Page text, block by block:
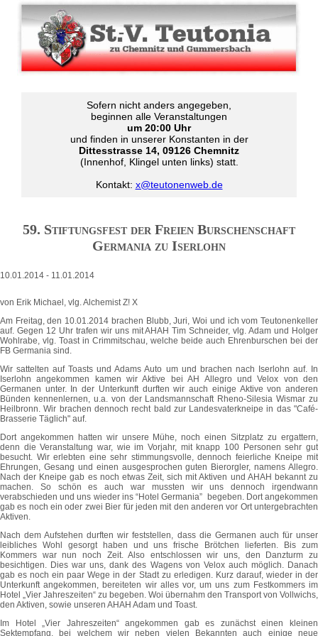
Sofern nicht anders angegeben,
beginnen alle Veranstaltungen
um 20:00 Uhr
und finden in unserer Konstanten in der
Dittesstrasse 14, 09126 Chemnitz
(Innenhof, Klingel unten links) statt.
Kontakt: x@teutonenweb.de
59. Stiftungsfest der Freien Burschenschaft
Germania zu Iserlohn
10.01.2014 - 11.01.2014
von Erik Michael, vlg. Alchemist Z! X
Am Freitag, den 10.01.2014 brachen Blubb, Juri, Woi und ich vom Teutonenkeller
auf. Gegen 12 Uhr trafen wir uns mit AHAH Tim Schneider, vlg. Adam und Holger
Wohlrabe, vlg. Toast in Crimmitschau, welche beide auch Ehrenburschen bei der
FB Germania sind.
Wir sattelten auf Toasts und Adams Auto um und brachen nach Iserlohn auf. In
Iserlohn angekommen kamen wir Aktive bei AH Allegro und Velox von den
Germanen unter. In der Unterkunft durften wir auch einige Aktive von anderen
Bünden kennenlernen, u.a. von der Landsmannschaft Rheno-Silesia Wismar zu
Heilbronn. Wir brachen dennoch recht bald zur Landesvaterkneipe in das "Café-
Brasserie Täglich" auf.
Dort angekommen hatten wir unsere Mühe, noch einen Sitzplatz zu ergattern,
denn die Veranstaltung war, wie im Vorjahr, mit knapp 100 Personen sehr gut
besucht. Wir erlebten eine sehr stimmungsvolle, dennoch feierliche Kneipe mit
Ehrungen, Gesang und einen ausgesprochen guten Bierorgler, namens Allegro.
Nach der Kneipe gab es noch etwas Zeit, sich mit Aktiven und AHAH bekannt zu
machen. So schön es auch war mussten wir uns dennoch irgendwann
verabschieden und uns wieder ins “Hotel Germania” begeben. Dort angekommen
gab es noch ein oder zwei Bier für jeden mit den anderen vor Ort untergebrachten
Aktiven.
Nach dem Aufstehen durften wir feststellen, dass die Germanen auch für unser
leibliches Wohl gesorgt haben und uns frische Brötchen lieferten. Bis zum
Kommers war nun noch Zeit. Also entschlossen wir uns, den Danzturm zu
besichtigen. Dies war uns, dank des Wagens von Velox auch möglich. Danach
gab es noch ein paar Wege in der Stadt zu erledigen. Kurz darauf, wieder in der
Unterkunft angekommen, bereiteten wir alles vor, um uns zum Festkommers im
Hotel „Vier Jahreszeiten“ zu begeben. Woi übernahm den Transport von Vollwichs,
den Aktiven, sowie unseren AHAH Adam und Toast.
Im Hotel „Vier Jahreszeiten“ angekommen gab es zunächst einen kleinen
Sektempfang, bei welchem wir neben vielen Bekannten auch einige neue